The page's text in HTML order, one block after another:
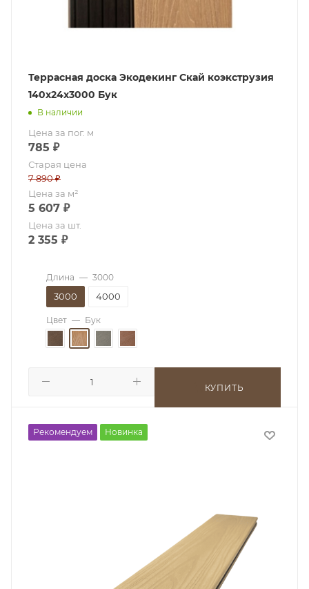
Террасная доска Экодекинг Скай коэкструзия
140х24х3000 Бук
В наличии
Цена за пог. м
785 ₽
Старая цена
7 890₽
Цена за м²
5 607 ₽
Цена за шт.
2 355 ₽
Длина — 3000
3000 4000
Цвет — Бук
КУПИТЬ
Рекомендуем Новинка